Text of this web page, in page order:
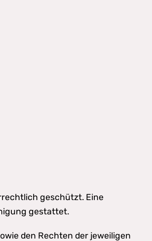
geschützt. Eine
gestattet.
den Rechten der jeweiligen